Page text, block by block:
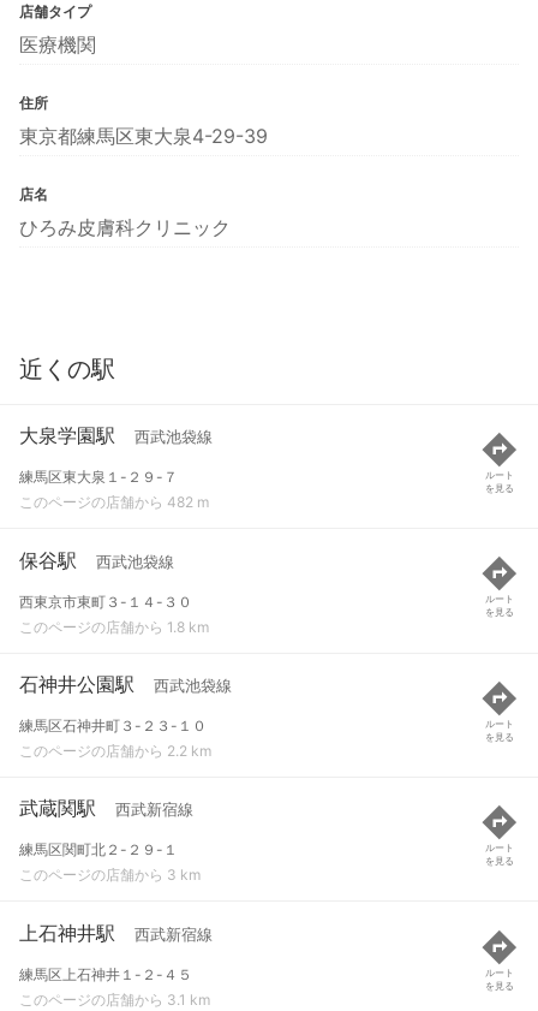
店舗タイプ
医療機関
住所
東京都練馬区東大泉4-29-39
店名
ひろみ皮膚科クリニック
近くの駅
大泉学園駅 西武池袋線
練馬区東大泉１-２９-７
このページの店舗から 482 m
ルート
を見る
保谷駅 西武池袋線
西東京市東町３-１４-３０
このページの店舗から 1.8 km
ルート
を見る
石神井公園駅 西武池袋線
練馬区石神井町３-２３-１０
このページの店舗から 2.2 km
ルート
を見る
武蔵関駅 西武新宿線
練馬区関町北２-２９-１
このページの店舗から 3 km
ルート
を見る
上石神井駅 西武新宿線
練馬区上石神井１-２-４５
このページの店舗から 3.1 km
ルート
を見る